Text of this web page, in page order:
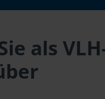
als